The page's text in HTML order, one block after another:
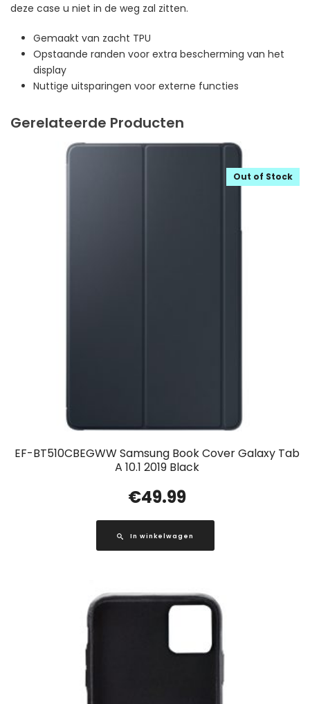
deze case u niet in de weg zal zitten.
Gemaakt van zacht TPU
Opstaande randen voor extra bescherming van het
display
Nuttige uitsparingen voor externe functies
Gerelateerde Producten
EF-BT510CBEGWW Samsung Book Cover Galaxy Tab
A 10.1 2019 Black
Out of Stock
€49.99
In winkelwagen